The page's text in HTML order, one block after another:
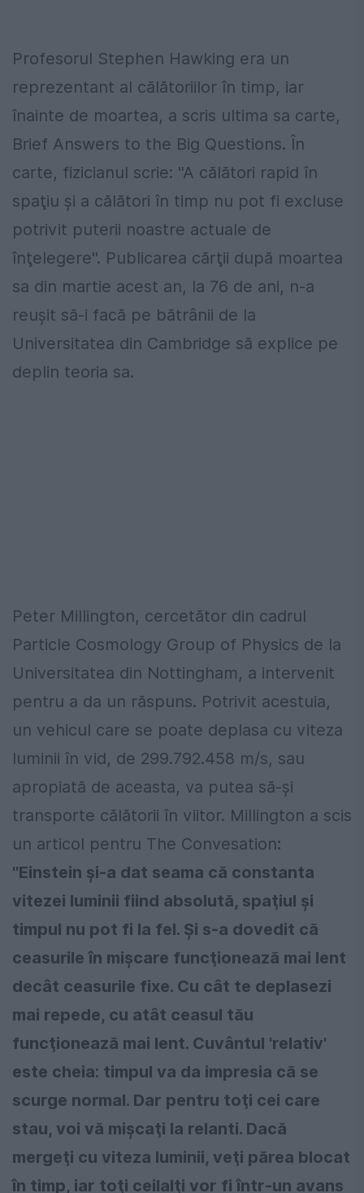
Profesorul Stephen Hawking era un
reprezentant al călătoriilor în timp, iar
înainte de moartea, a scris ultima sa carte,
Brief Answers to the Big Questions. În
carte, fizicianul scrie: ''A călători rapid în
spaţiu şi a călători în timp nu pot fi excluse
potrivit puterii noastre actuale de
înţelegere''. Publicarea cărţii după moartea
sa din martie acest an, la 76 de ani, n-a
reuşit să-i facă pe bătrânii de la
Universitatea din Cambridge să explice pe
deplin teoria sa.
Peter Millington, cercetător din cadrul
Particle Cosmology Group of Physics de la
Universitatea din Nottingham, a intervenit
pentru a da un răspuns. Potrivit acestuia,
un vehicul care se poate deplasa cu viteza
luminii în vid, de 299.792.458 m/s, sau
apropiată de aceasta, va putea să-şi
transporte călătorii în viitor. Millington a scis
un articol pentru The Convesation:
''Einstein şi-a dat seama că constanta
vitezei luminii fiind absolută, spaţiul şi
timpul nu pot fi la fel. Şi s-a dovedit că
ceasurile în mişcare funcţionează mai lent
decât ceasurile fixe. Cu cât te deplasezi
mai repede, cu atât ceasul tău
funcţionează mai lent. Cuvântul 'relativ'
este cheia: timpul va da impresia că se
scurge normal. Dar pentru toţi cei care
stau, voi vă mişcaţi la relanti. Dacă
mergeţi cu viteza luminii, veţi părea blocat
în timp, iar toţi ceilalţi vor fi într-un avans